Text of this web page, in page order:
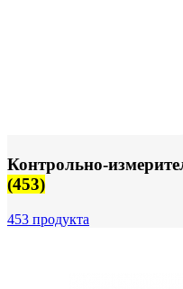
Контрольно-
(453)
453 продукта